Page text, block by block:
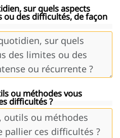
sur quels aspects
ou des difficultés, de façon
ou méthodes vous
difficultés ?